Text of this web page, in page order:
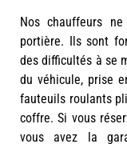
Nos chauffeurs
portière. Ils sont
des difficultés à se
du véhicule, prise
fauteuils roulants
coffre. Si vous
vous avez la